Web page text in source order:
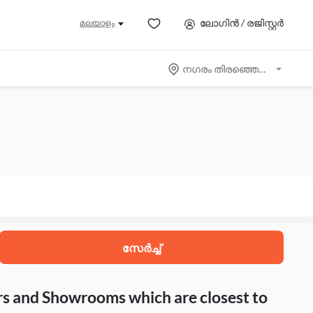
മലയാളം ലോഗിൻ / രജിസ്റ്റർ
നഗരം തിരഞ്ഞെടുക്കുക
സേർച്ച്
Showrooms which are closest to